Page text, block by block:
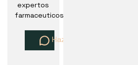
expertos
farmaceuticos
Haz una pregunta